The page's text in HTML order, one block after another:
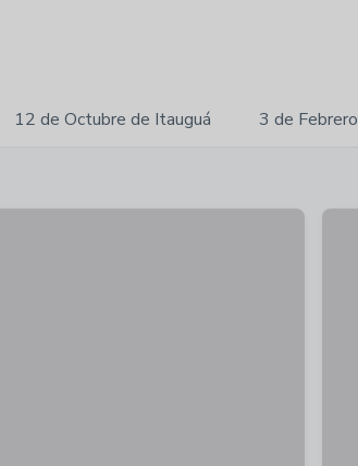
12 de Octubre de Itauguá 3 de Febrero